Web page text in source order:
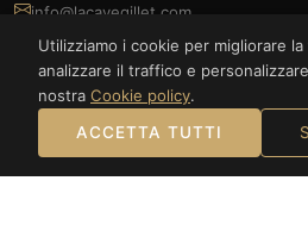
info@lacavegillet.com
Carrer Bancalets, 23 46530 Puzol,
Utilizziamo i cookie per migliorare
analizzare il traffico e
nostra Cookie policy.
ACCETTA TUTTI